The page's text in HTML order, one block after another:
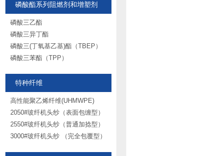
磷酸酯系列阻燃剂和增塑剂
磷酸三乙酯
磷酸三异丁酯
磷酸三(丁氧基乙基)酯（TBEP）
磷酸三苯酯（TPP）
特种纤维
高性能聚乙烯纤维(UHMWPE)
2050#玻纤机头纱（表面包缠型）
2550#玻纤机头纱（普通加捻型）
3000#玻纤机头纱 （完全包覆型）